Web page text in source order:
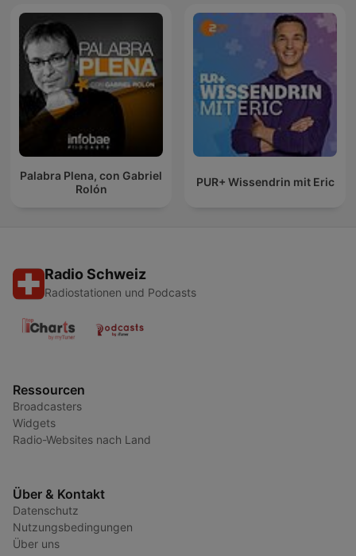
Palabra Plena, con Gabriel
Rolón
PUR+ Wissendrin mit Eric
Radio Schweiz
Radiostationen und Podcasts
Ressourcen
Broadcasters
Widgets
Radio-Websites nach Land
Über & Kontakt
Datenschutz
Nutzungsbedingungen
Über uns